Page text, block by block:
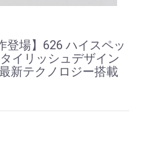
登場】626 ハイスペッ
イリッシュデザイン
新テクノロジー搭載